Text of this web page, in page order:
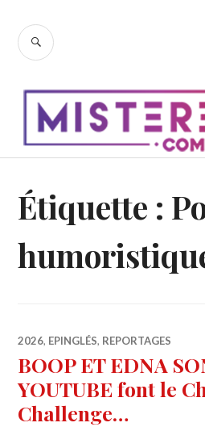
contenu
RECHERCHE
Étiquette :
2026, EPINGLÉS, REPORTAGES
BOOP ET EDNA
YOUTUBE font le
Challenge…